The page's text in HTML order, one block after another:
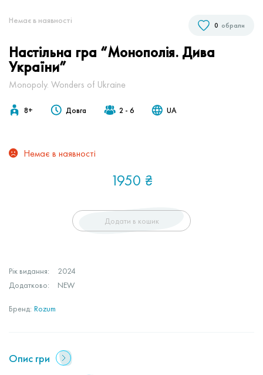
Немає в наявностi обрали
0
Настільна гра “Монополія. Дива
України”
Monopoly. Wonders of Ukraine
8+ Довга 2 - 6 UA
Немає в наявності
1950 ₴
Додати в кошик
Додатково: NEW
Рік видання: 2024
Бренд: Rozum
Опис гри